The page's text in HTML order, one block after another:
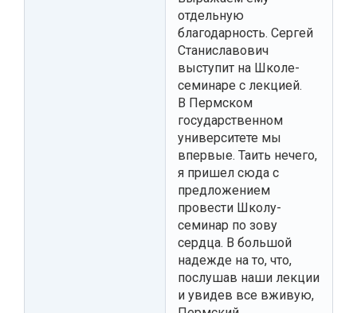
отдельную
благодарность. Сергей
Станиславович
выступит на Школе-
семинаре с лекцией.
В Пермском
государственном
университете мы
впервые. Таить нечего,
я пришел сюда с
предложением
провести Школу-
семинар по зову
сердца. В большой
надежде на то, что,
послушав наши лекции
и увидев все вживую,